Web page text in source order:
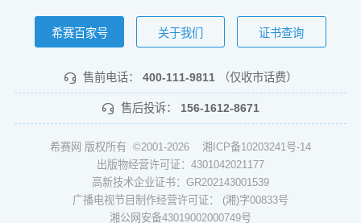
希赛百家号 关于我们 证书查询
售前电话： 400-111-9811 （仅收市话费）
售后投诉： 156-1612-8671
希赛网 版权所有 ©2001-2026 湘ICP备10203241号-14
出版物经营许可证：4301042021177
高新技术企业证书：GR202143001539
广播电视节目制作经营许可证： (湘)字00833号
湘公网安备43019002000749号